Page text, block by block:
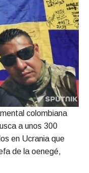
colombiana
a unos 300
en Ucrania que
de la oenegé,